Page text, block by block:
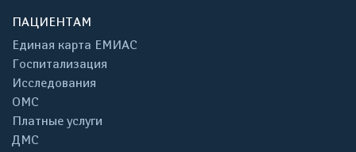
ПАЦИЕНТАМ
Единая карта ЕМИАС
Госпитализация
Исследования
ОМС
Платные услуги
ДМС